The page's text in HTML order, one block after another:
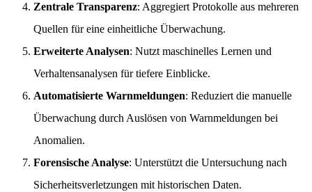
Zentrale Transparenz: Aggregiert Protokolle aus mehreren
Quellen für eine einheitliche Überwachung.
Erweiterte Analysen: Nutzt maschinelles Lernen und
Verhaltensanalysen für tiefere Einblicke.
Automatisierte Warnmeldungen: Reduziert die manuelle
Überwachung durch Auslösen von Warnmeldungen bei
Anomalien.
Forensische Analyse: Unterstützt die Untersuchung nach
Sicherheitsverletzungen mit historischen Daten.